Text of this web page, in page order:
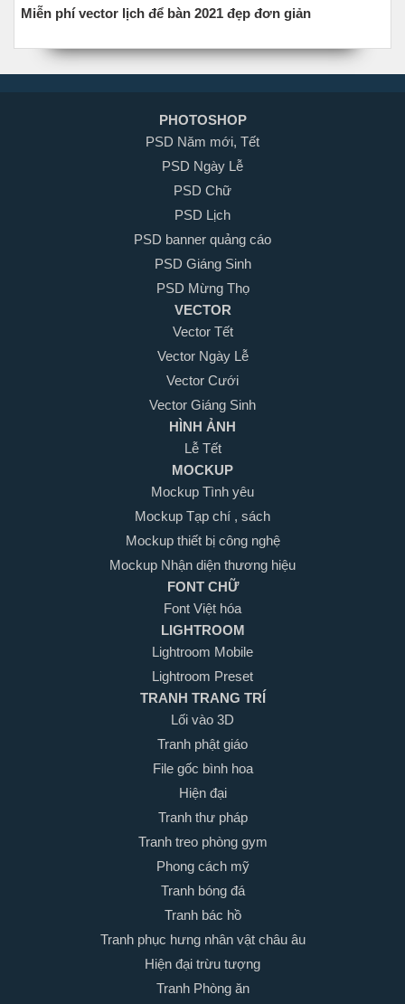
Miễn phí vector lịch để bàn 2021 đẹp đơn giản
PHOTOSHOP
PSD Năm mới, Tết
PSD Ngày Lễ
PSD Chữ
PSD Lịch
PSD banner quảng cáo
PSD Giáng Sinh
PSD Mừng Thọ
VECTOR
Vector Tết
Vector Ngày Lễ
Vector Cưới
Vector Giáng Sinh
HÌNH ẢNH
Lễ Tết
MOCKUP
Mockup Tình yêu
Mockup Tạp chí , sách
Mockup thiết bị công nghệ
Mockup Nhận diện thương hiệu
FONT CHỮ
Font Việt hóa
LIGHTROOM
Lightroom Mobile
Lightroom Preset
TRANH TRANG TRÍ
Lối vào 3D
Tranh phật giáo
File gốc bình hoa
Hiện đại
Tranh thư pháp
Tranh treo phòng gym
Phong cách mỹ
Tranh bóng đá
Tranh bác hồ
Tranh phục hưng nhân vật châu âu
Hiện đại trừu tượng
Tranh Phòng ăn